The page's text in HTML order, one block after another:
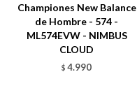
Championes New Balance
de Hombre - 574 -
ML574EVW - NIMBUS
CLOUD
$ 4.990